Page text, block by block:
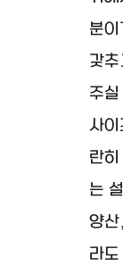
분
갖
주
사이
란
는
양산
라